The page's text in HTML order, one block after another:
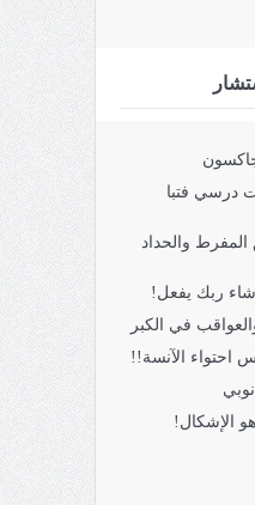
فتبا
المفرط والحداد
شاء ربك يفعل!
في الكبر
احتواء الآنسة!!
الإشكال!